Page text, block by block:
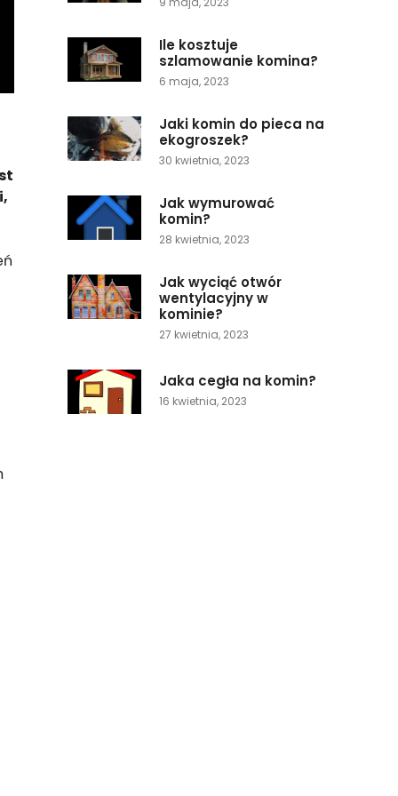
Ile kosztuje
szlamowanie komina?
6 maja, 2023
Jaki komin do pieca na
ekogroszek?
30 kwietnia, 2023
Jak wymurować
komin?
28 kwietnia, 2023
Jak wyciąć otwór
wentylacyjny w
kominie?
27 kwietnia, 2023
Jaka cegła na komin?
16 kwietnia, 2023